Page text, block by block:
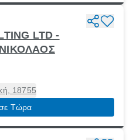
LTD -
18755
Τώρα